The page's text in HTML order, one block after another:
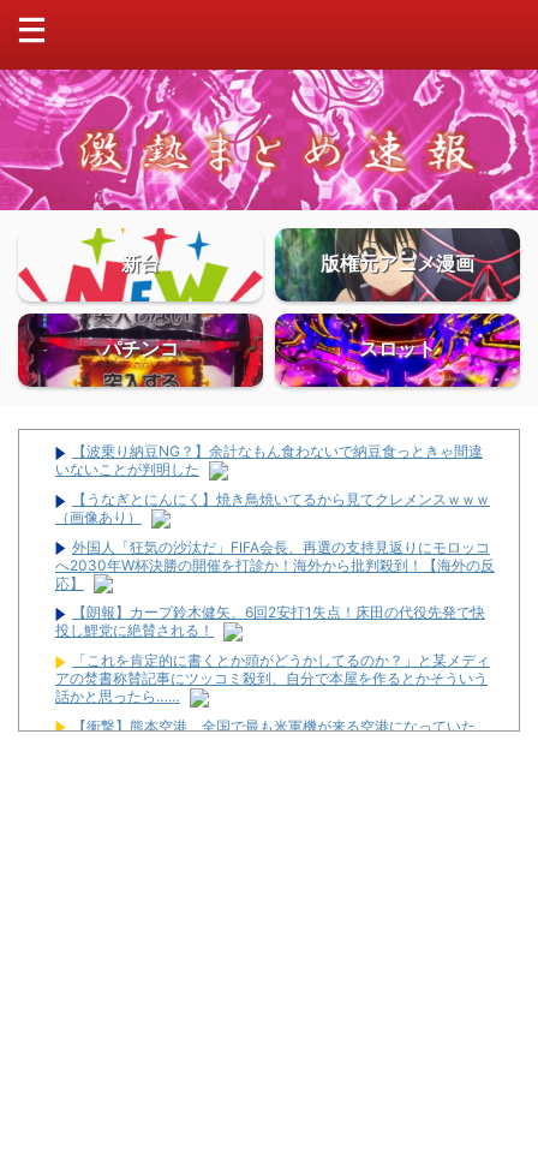
新台 版権元アニメ漫画
パチンコ スロット
【波乗り納豆NG？】余計なもん食わないで納豆食っときゃ間違
いないことが判明した
【うなぎとにんにく】焼き鳥焼いてるから見てクレメンスｗｗｗ
（画像あり）
外国人「狂気の沙汰だ」FIFA会長、再選の支持見返りにモロッコ
へ2030年W杯決勝の開催を打診か！海外から批判殺到！【海外の反
応】
【朗報】カープ鈴木健矢、6回2安打1失点！床田の代役先発で快
投し鯉党に絶賛される！
「これを肯定的に書くとか頭がどうかしてるのか？」と某メディ
アの焚書称賛記事にツッコミ殺到、自分で本屋を作るとかそういう
話かと思ったら……
【衝撃】熊本空港、全国で最も米軍機が来る空港になっていた